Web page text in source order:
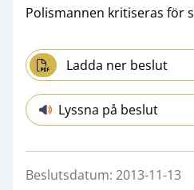
Polismannen kritiseras för
Ladda ner beslut
Lyssna på beslut
Beslutsdatum: 2013-11-13